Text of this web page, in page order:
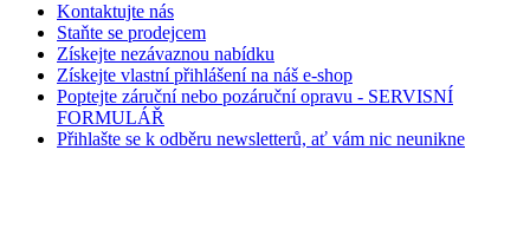
Kontaktujte nás
Staňte se prodejcem
Získejte nezávaznou nabídku
Získejte vlastní přihlášení na náš e-shop
Poptejte záruční nebo pozáruční opravu - SERVISNÍ
FORMULÁŘ
Přihlašte se k odběru newsletterů, ať vám nic neunikne